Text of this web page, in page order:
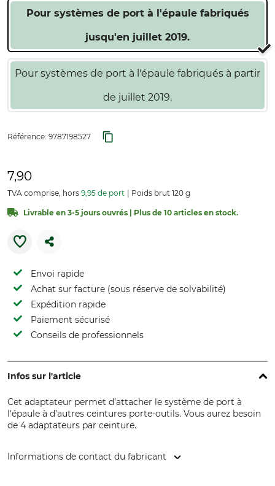
Pour systèmes de port à l'épaule fabriqués
jusqu'en juillet 2019.
Pour systèmes de port à l'épaule fabriqués à partir
de juillet 2019.
Référence: 9787198527
7,90
TVA comprise, hors 9,95 de port Poids brut 120 g
Livrable en 3-5 jours ouvrés | Plus de 10 articles en stock.
Envoi rapide
Achat sur facture (sous réserve de solvabilité)
Expédition rapide
Paiement sécurisé
Conseils de professionnels
Infos sur l'article
Cet adaptateur permet d’attacher le système de port à
l'épaule à d’autres ceintures porte-outils. Vous aurez besoin
de 4 adaptateurs par ceinture.
Informations de contact du fabricant